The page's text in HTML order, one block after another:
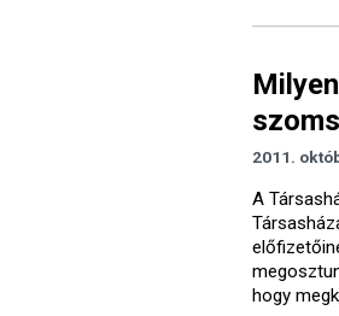
2011.
A
hogy